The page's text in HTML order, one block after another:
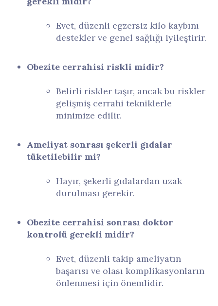
Evet, düzenli egzersiz kilo kaybını
destekler ve genel sağlığı iyileştirir.
Obezite cerrahisi riskli midir?
Belirli riskler taşır, ancak bu riskler
gelişmiş cerrahi tekniklerle
minimize edilir.
Ameliyat sonrası şekerli gıdalar
tüketilebilir mi?
Hayır, şekerli gıdalardan uzak
durulması gerekir.
Obezite cerrahisi sonrası doktor
kontrolü gerekli midir?
Evet, düzenli takip ameliyatın
başarısı ve olası komplikasyonların
önlenmesi için önemlidir.